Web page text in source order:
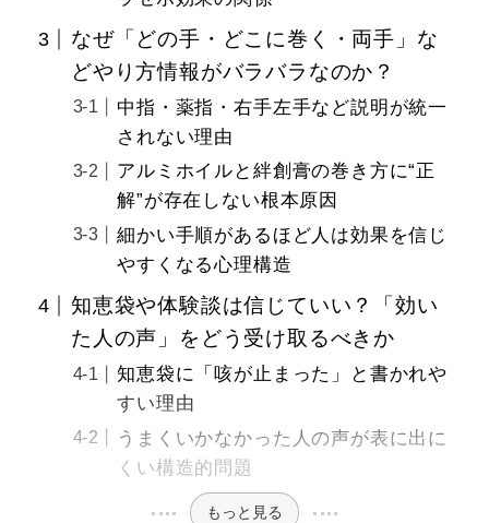
なぜ「どの手・どこに巻く・両手」な
どやり方情報がバラバラなのか？
中指・薬指・右手左手など説明が統一
されない理由
アルミホイルと絆創膏の巻き方に“正
解”が存在しない根本原因
細かい手順があるほど人は効果を信じ
やすくなる心理構造
知恵袋や体験談は信じていい？「効い
た人の声」をどう受け取るべきか
知恵袋に「咳が止まった」と書かれや
すい理由
うまくいかなかった人の声が表に出に
くい構造的問題
もっと見る